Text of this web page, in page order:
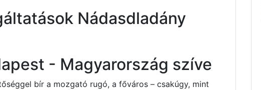
Nádasdladány
- Magyarország szíve
bír a mozgató rugó, a főváros – csakúgy, mint